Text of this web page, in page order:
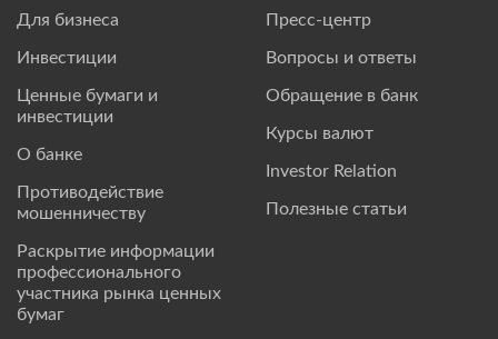
Для бизнеса
Инвестиции
Ценные бумаги и
инвестиции
О банке
Противодействие
мошенничеству
Раскрытие информации
профессионального
участника рынка ценных
бумаг
Пресс-центр
Вопросы и ответы
Обращение в банк
Курсы валют
Investor Relation
Полезные статьи